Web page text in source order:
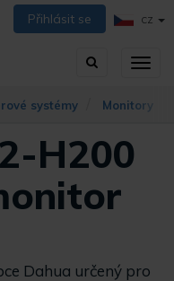
Přihlásit se CZ
Vyhledávání
systémy Monitory
H200
Dahua určený pro